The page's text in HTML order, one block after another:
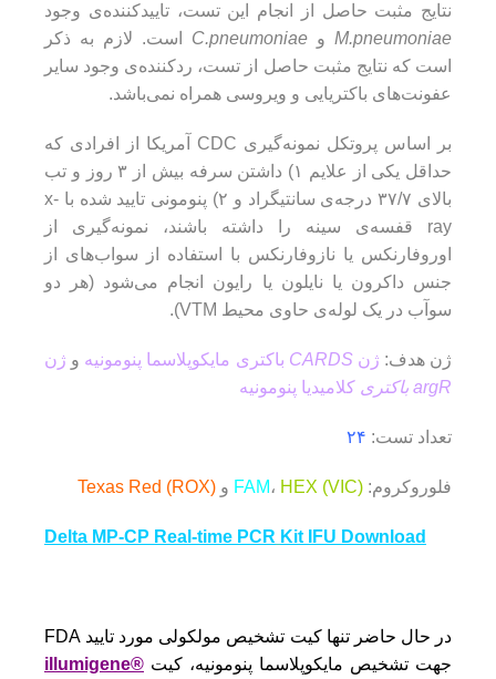
نتایج مثبت حاصل از انجام این تست، تاییدکننده‌ی وجود
M.pneumoniae و C.pneumoniae است. لازم به ذکر
است که نتایج مثبت حاصل از تست، ردکننده‌ی وجود سایر
عفونت‌های باکتریایی و ویروسی همراه نمی‌باشد.
بر اساس پروتکل نمونه‌گیری CDC آمریکا از افرادی که
حداقل یکی از علایم ۱) داشتن سرفه بیش از ۳ روز و تب
بالای ۳۷/۷ درجه‌ی سانتیگراد و ۲) پنومونی تایید شده با x-
ray قفسه‌ی سینه را داشته باشند، نمونه‌گیری از
اوروفارنکس یا نازوفارنکس با استفاده از سواب‌های از
جنس داکرون یا نایلون یا رایون انجام می‌شود (هر دو
سوآب در یک لوله‌ی حاوی محیط VTM).
ژن هدف: ژنCARDS باکتری مایکوپلاسما پنومونیه و ژن
argR باکتری
کلامیدیا پنومونیه
تعداد تست:
فلوروکروم: FAM ، HEX (VIC) و Texas Red (ROX)
Delta MP-CP Real-time PCR Kit IFU Download
در حال حاضر تنها کیت تشخیص مولکولی مورد تایید FDA
جهت تشخیص مایکوپلاسما پنومونیه، کیت illumigene®